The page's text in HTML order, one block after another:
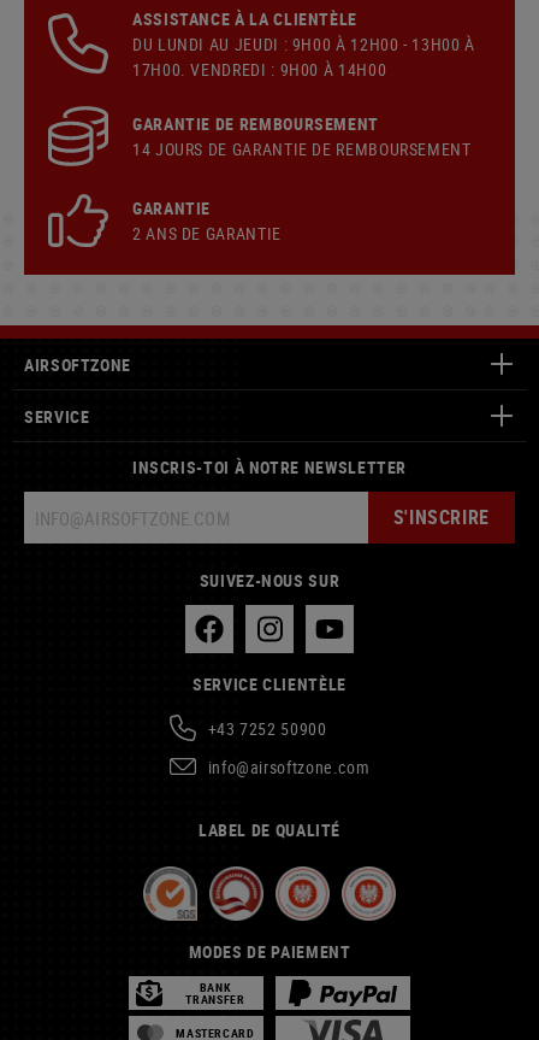
ASSISTANCE À LA CLIENTÈLE
DU LUNDI AU JEUDI : 9H00 À 12H00 - 13H00 À
17H00. VENDREDI : 9H00 À 14H00
GARANTIE DE REMBOURSEMENT
14 JOURS DE GARANTIE DE REMBOURSEMENT
GARANTIE
2 ANS DE GARANTIE
AIRSOFTZONE
SERVICE
INSCRIS-TOI À NOTRE NEWSLETTER
S'INSCRIRE
SUIVEZ-NOUS SUR
SERVICE CLIENTÈLE
+43 7252 50900
info@airsoftzone.com
LABEL DE QUALITÉ
MODES DE PAIEMENT
BANK
TRANSFER
MASTERCARD